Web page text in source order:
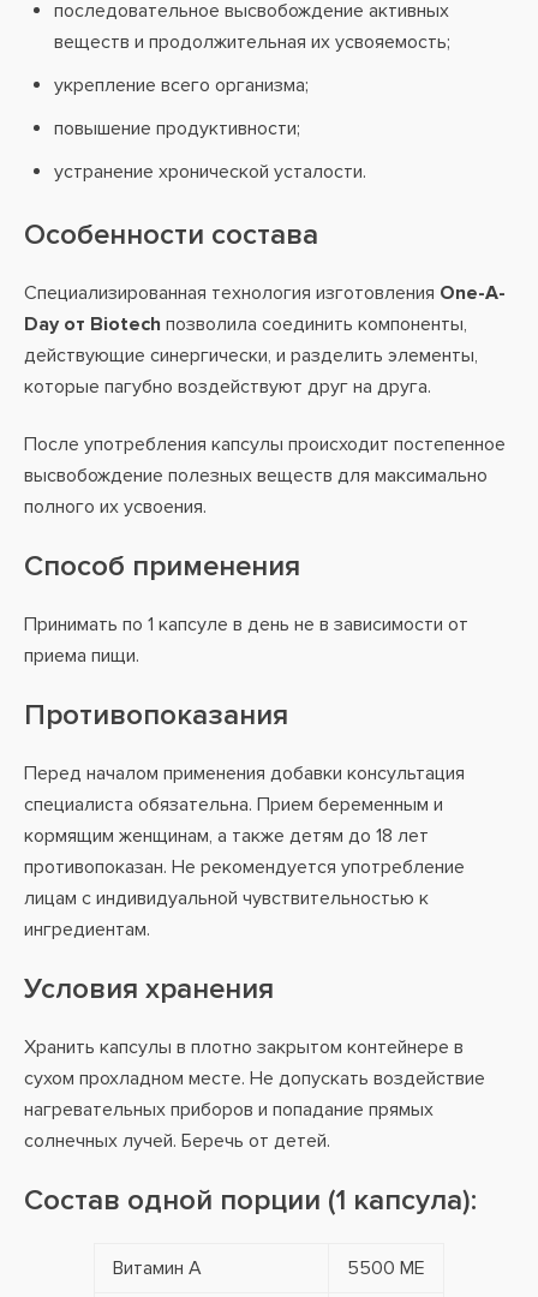
последовательное высвобождение активных
веществ и продолжительная их усвояемость;
укрепление всего организма;
повышение продуктивности;
устранение хронической усталости.
Особенности состава
Специализированная технология изготовления One-A-
Day от Biotech позволила соединить компоненты,
действующие синергически, и разделить элементы,
которые пагубно воздействуют друг на друга.
После употребления капсулы происходит постепенное
высвобождение полезных веществ для максимально
полного их усвоения.
Способ применения
Принимать по 1 капсуле в день не в зависимости от
приема пищи.
Противопоказания
Перед началом применения добавки консультация
специалиста обязательна. Прием беременным и
кормящим женщинам, а также детям до 18 лет
противопоказан. Не рекомендуется употребление
лицам с индивидуальной чувствительностью к
ингредиентам.
Условия хранения
Хранить капсулы в плотно закрытом контейнере в
сухом прохладном месте. Не допускать воздействие
нагревательных приборов и попадание прямых
солнечных лучей. Беречь от детей.
Состав одной порции (1 капсула):
Витамин А 5500 МЕ